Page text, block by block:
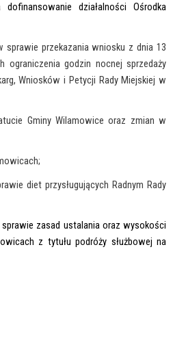
działalności Ośrodka
sprawie przekazania wniosku z dnia 13
ograniczenia godzin nocnej sprzedaży
Wniosków i Petycji Rady Miejskiej w
Gminy Wilamowice oraz zmian w
diet przysługujących Radnym Rady
zasad ustalania oraz wysokości
z tytułu podróży służbowej na